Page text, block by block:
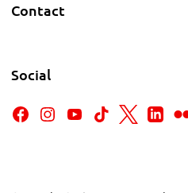
Contact
Social